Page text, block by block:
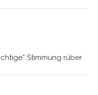
Stimmung rüber